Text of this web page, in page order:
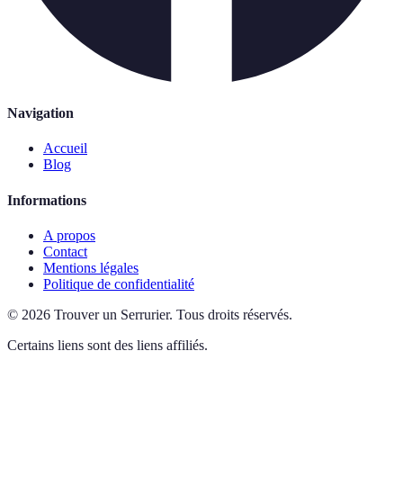
Navigation
Accueil
Blog
Informations
A propos
Contact
Mentions légales
Politique de confidentialité
© 2026 Trouver un Serrurier. Tous droits réservés.
Certains liens sont des liens affiliés.